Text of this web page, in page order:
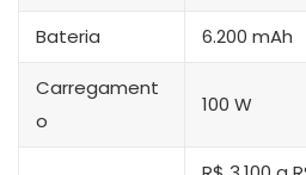
Bateria 6.200 mAh
Carregament
o
100 W